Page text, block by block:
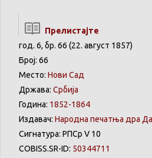
Прелистајте
год. 6, бр. 66 (22. август 1857)
Број: 66
Место: Нови Сад
Држава: Србија
Година: 1852-1864
Издавач: Народна печатња дра
Сигнатура: РПСр V 10
COBISS.SR-ID: 50344711